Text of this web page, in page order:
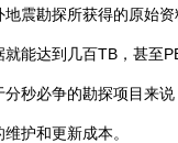
震勘探所获得的原始
能达到几百TB，甚至
秒必争的勘探项目来
护和更新成本。